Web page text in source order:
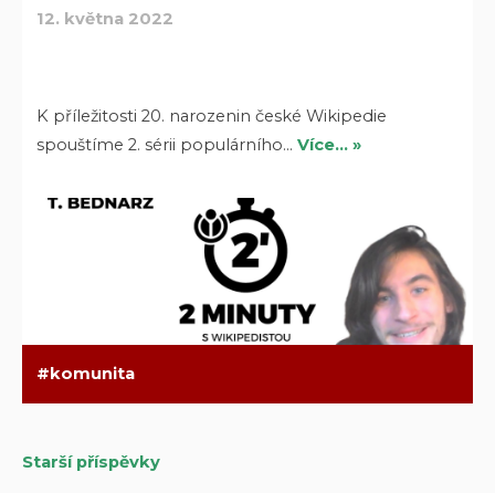
12. května 2022
K příležitosti 20. narozenin české Wikipedie
spouštíme 2. sérii populárního…Více… »
komunita
Navigace
Starší příspěvky